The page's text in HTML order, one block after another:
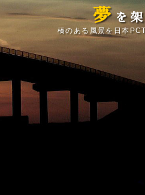
夢 を 架
橋のある風景を日本